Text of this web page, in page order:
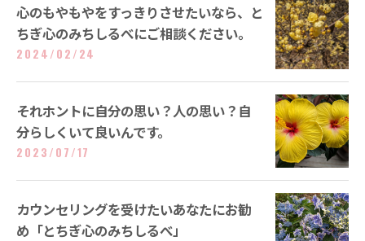
心のもやもやをすっきりさせたいなら、と
ちぎ心のみちしるべにご相談ください。
2024/02/24
それホントに自分の思い？人の思い？自
分らしくいて良いんです。
2023/07/17
カウンセリングを受けたいあなたにお勧
め「とちぎ心のみちしるべ」